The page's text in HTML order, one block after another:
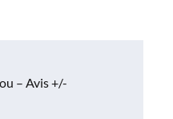
– Avis +/-